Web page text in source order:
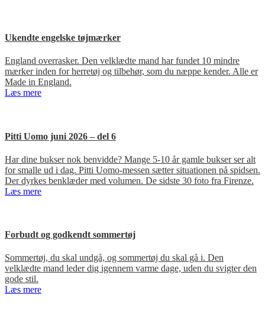
Ukendte engelske tøjmærker
England overrasker. Den velklædte mand har fundet 10 mindre
mærker inden for herretøj og tilbehør, som du næppe kender. Alle er
Made in England.
Læs mere
Pitti Uomo juni 2026 – del 6
Har dine bukser nok benvidde? Mange 5-10 år gamle bukser ser alt
for smalle ud i dag. Pitti Uomo-messen sætter situationen på spidsen.
Der dyrkes benklæder med volumen. De sidste 30 foto fra Firenze.
Læs mere
Forbudt og godkendt sommertøj
Sommertøj, du skal undgå, og sommertøj du skal gå i. Den
velklædte mand leder dig igennem varme dage, uden du svigter den
gode stil.
Læs mere